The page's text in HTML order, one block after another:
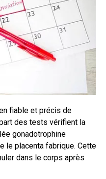
fiable et précis de
des tests vérifient la
gonadotrophine
le placenta fabrique. Cette
dans le corps après